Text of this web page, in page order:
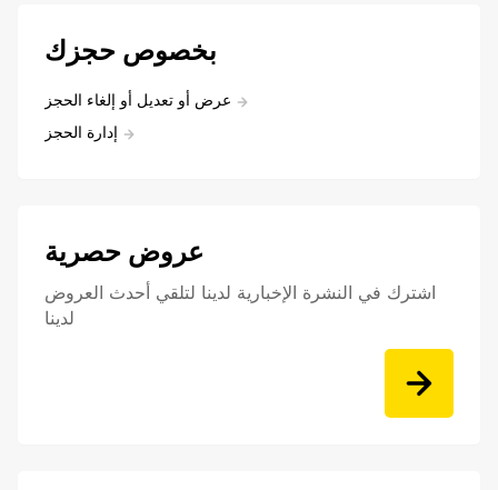
بخصوص حجزك
عرض أو تعديل أو إلغاء الحجز
إدارة الحجز
عروض حصرية
اشترك في النشرة الإخبارية لدينا لتلقي أحدث العروض
لدينا